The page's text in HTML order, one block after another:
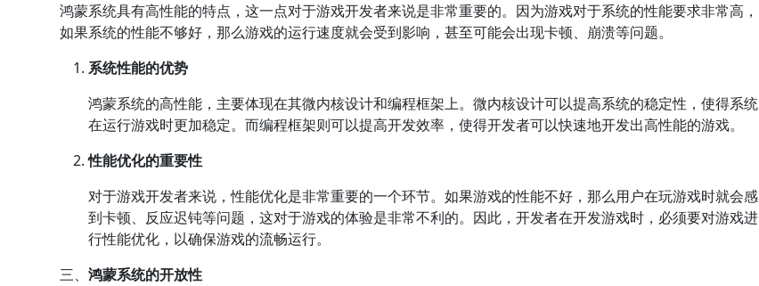
鸿蒙系统具有高性能的特点，这一点对于游戏开发者来说是非常重要的。因为游戏对于系统的性能要求非常高，
如果系统的性能不够好，那么游戏的运行速度就会受到影响，甚至可能会出现卡顿、崩溃等问题。
系统性能的优势
鸿蒙系统的高性能，主要体现在其微内核设计和编程框架上。微内核设计可以提高系统的稳定性，使得系统
在运行游戏时更加稳定。而编程框架则可以提高开发效率，使得开发者可以快速地开发出高性能的游戏。
性能优化的重要性
对于游戏开发者来说，性能优化是非常重要的一个环节。如果游戏的性能不好，那么用户在玩游戏时就会感
到卡顿、反应迟钝等问题，这对于游戏的体验是非常不利的。因此，开发者在开发游戏时，必须要对游戏进
行性能优化，以确保游戏的流畅运行。
三、鸿蒙系统的开放性